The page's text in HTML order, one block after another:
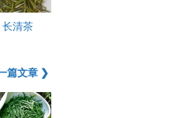
长清茶
篇文章 ❯